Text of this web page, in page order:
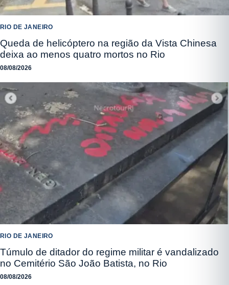
RIO DE JANEIRO
Queda de helicóptero na região da Vista Chinesa
deixa ao menos quatro mortos no Rio
08/08/2026
RIO DE JANEIRO
Túmulo de ditador do regime militar é vandalizado
no Cemitério São João Batista, no Rio
08/08/2026